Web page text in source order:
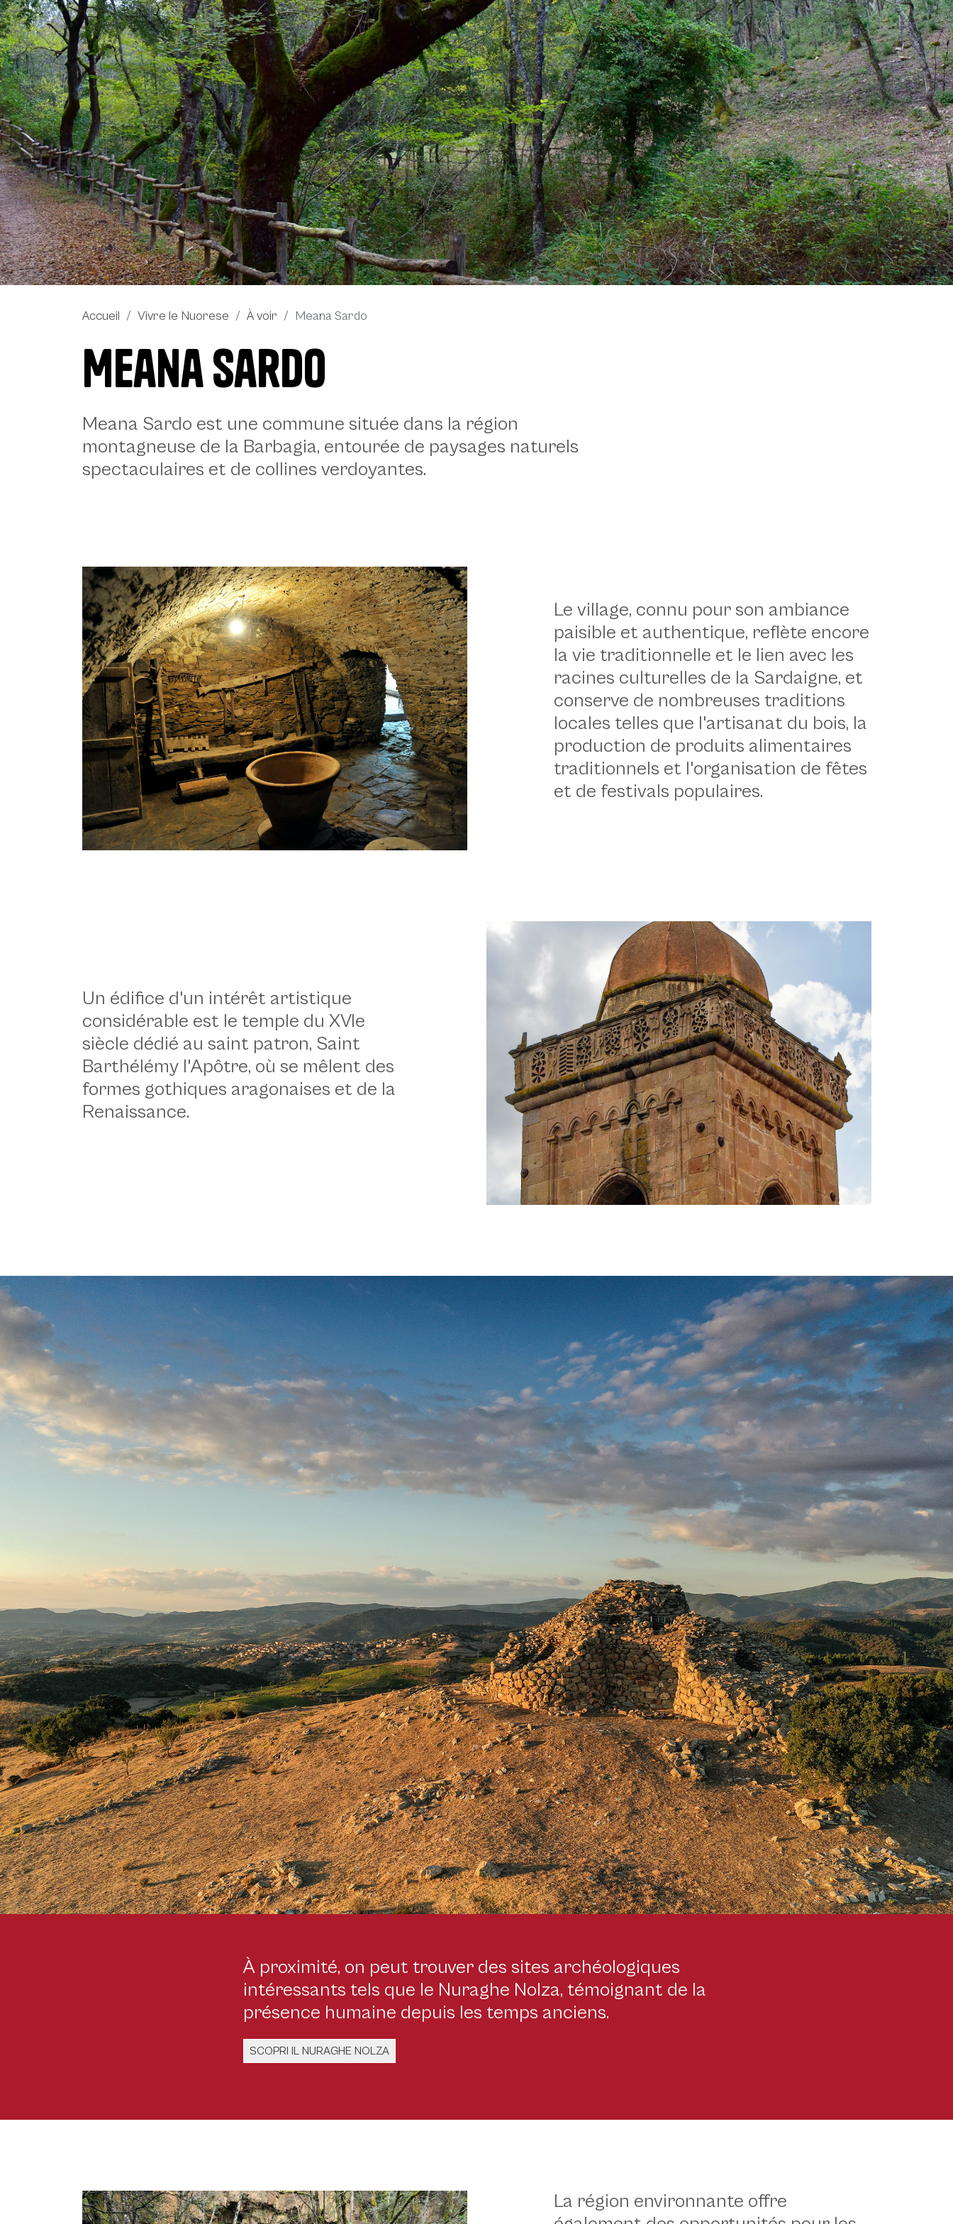
Accueil Vivre le Nuorese À voir Meana Sardo
Meana Sardo
Description
Meana Sardo est une commune située dans la région
montagneuse de la Barbagia, entourée de paysages naturels
spectaculaires et de collines verdoyantes.
Le village, connu pour son ambiance
paisible et authentique, reflète encore
la vie traditionnelle et le lien avec les
racines culturelles de la Sardaigne, et
conserve de nombreuses traditions
locales telles que l'artisanat du bois, la
production de produits alimentaires
traditionnels et l'organisation de fêtes
et de festivals populaires.
Un édifice d'un intérêt artistique
considérable est le temple du XVIe
siècle dédié au saint patron, Saint
Barthélémy l'Apôtre, où se mêlent des
formes gothiques aragonaises et de la
Renaissance.
Meana Sardo, église paroissiale de San Bartolomeo. Clocher - © Beni Culturali Standard (BCS) -
https://catalogo.beniculturali.it/detail/ArchitecturalOrLandscapeHeritage/2000244489#lg=1&slide=4
Meana Sardo, nuraghe Nolza - CC BY-SA 4.0 Carmen Delogu, Commons Wikimedia - https://commons.wikimedia.org/wiki/File:Vista_di_nuraghe_Nolza_al_tramonto.jpg
À proximité, on peut trouver des sites archéologiques
intéressants tels que le Nuraghe Nolza, témoignant de la
présence humaine depuis les temps anciens.
SCOPRI IL NURAGHE NOLZA
La région environnante offre